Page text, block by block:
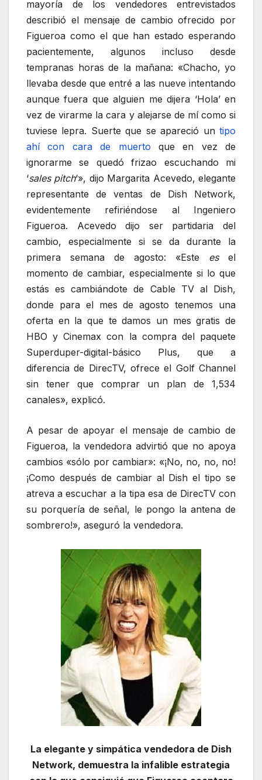
mayoría de los vendedores entrevistados
describió el mensaje de cambio ofrecido por
Figueroa como el que han estado esperando
pacientemente, algunos incluso desde
tempranas horas de la mañana: «Chacho, yo
llevaba desde que entré a las nueve intentando
aunque fuera que alguien me dijera ‘Hola’ en
vez de virarme la cara y alejarse de mí como si
tuviese lepra. Suerte que se apareció un tipo
ahí con cara de muerto que en vez de
ignorarme se quedó frizao escuchando mi
‘sales pitch‘», dijo Margarita Acevedo, elegante
representante de ventas de Dish Network,
evidentemente refiriéndose al Ingeniero
Figueroa. Acevedo dijo ser partidaria del
cambio, especialmente si se da durante la
primera semana de agosto: «Este esel
momento de cambiar, especialmente si lo que
estás es cambiándote de Cable TV al Dish,
donde para el mes de agosto tenemos una
oferta en la que te damos un mes gratis de
HBO y Cinemax con la compra del paquete
Superduper-digital-básico Plus, que a
diferencia de DirecTV, ofrece el Golf Channel
sin tener que comprar un plan de 1,534
canales», explicó.
A pesar de apoyar el mensaje de cambio de
Figueroa, la vendedora advirtió que no apoya
cambios «sólo por cambiar»: «¡No, no, no, no!
¡Como después de cambiar al Dish el tipo se
atreva a escuchar a la tipa esa de DirecTV con
su porquería de señal, le pongo la antena de
sombrero!», aseguró la vendedora.
La elegante y simpática vendedora de Dish
Network, demuestra la infalible estrategia